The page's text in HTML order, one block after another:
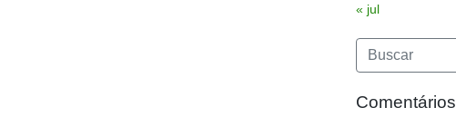
« jul
Comentários